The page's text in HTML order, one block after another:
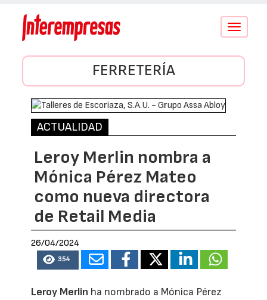
Conmutar
FERRETERÍA
ACTUALIDAD
Leroy Merlin nombra a
Mónica Pérez Mateo
como nueva directora
de Retail Media
26/04/2024
354
Leroy Merlin ha nombrado a Mónica Pérez